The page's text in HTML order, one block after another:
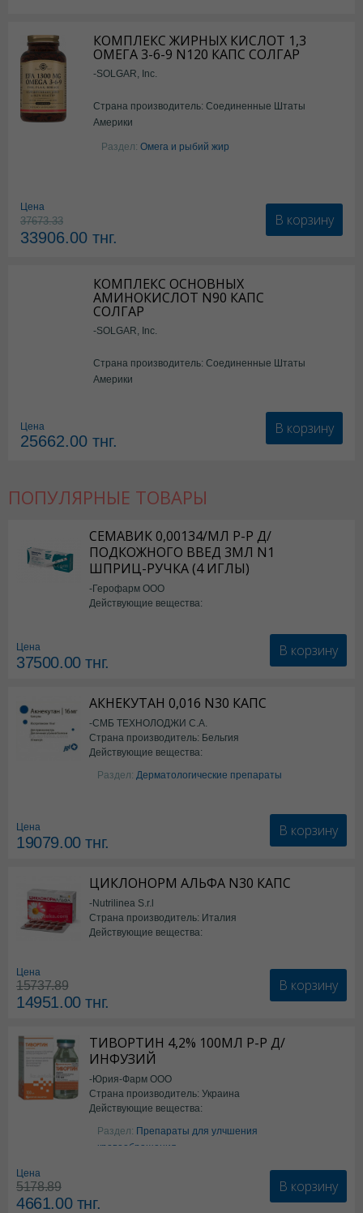
КОМПЛЕКС ЖИРНЫХ КИСЛОТ 1,3
ОМЕГА 3-6-9 N120 КАПС СОЛГАР
-SOLGAR, Inc.
Страна производитель: Соединенные Штаты
Америки
Раздел: Омега и рыбий жир
Цена
37673.33
33906.00 тнг.
В корзину
КОМПЛЕКС ОСНОВНЫХ
АМИНОКИСЛОТ N90 КАПС
СОЛГАР
-SOLGAR, Inc.
Страна производитель: Соединенные Штаты
Америки
Цена
25662.00 тнг.
В корзину
ПОПУЛЯРНЫЕ ТОВАРЫ
СЕМАВИК 0,00134/МЛ Р-Р Д/
ПОДКОЖНОГО ВВЕД 3МЛ N1
ШПРИЦ-РУЧКА (4 ИГЛЫ)
-Герофарм ООО
Действующие вещества:
Цена
37500.00тнг.
В корзину
АКНЕКУТАН 0,016 N30 КАПС
-СМБ ТЕХНОЛОДЖИ С.А.
Страна производитель: Бельгия
Действующие вещества:
Изотретиноин
Раздел: Дерматологические препараты
Цена
19079.00тнг.
В корзину
ЦИКЛОНОРМ АЛЬФА N30 КАПС
-Nutrilinea S.r.l
Страна производитель: Италия
Действующие вещества:
Цена
15737.89
14951.00тнг.
В корзину
ТИВОРТИН 4,2% 100МЛ Р-Р Д/
ИНФУЗИЙ
-Юрия-Фарм ООО
Страна производитель: Украина
Действующие вещества:
Аргинин
Раздел: Препараты для улчшения
кровообращения
Цена
5178.89
4661.00тнг.
В корзину